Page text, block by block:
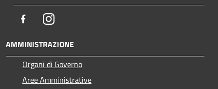
FacebookInstagram
AMMINISTRAZIONE
Organi di Governo
Aree Amministrative